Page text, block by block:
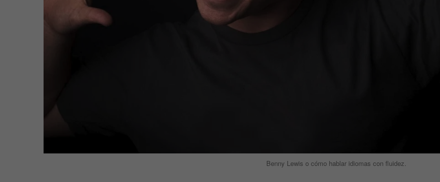
Benny Lewis o cómo hablar idiomas con fluidez.